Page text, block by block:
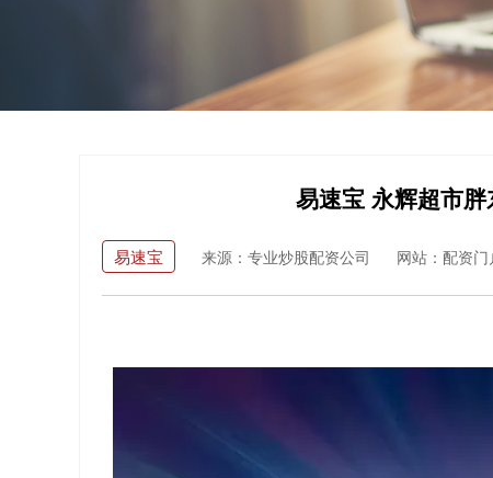
易速宝 永辉超市
易速宝 来源：专业炒股配资公司 网站：配资门